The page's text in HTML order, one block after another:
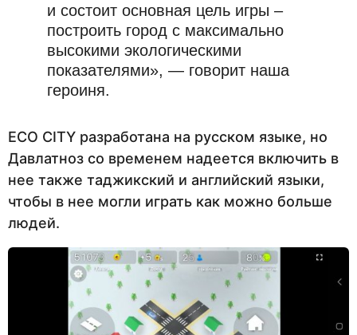
и состоит основная цель игры –
построить город с максимально
высокими экологическими
показателями», — говорит наша
героиня.
ECO CITY разработана на русском языке, но
Давлатноз со временем надеется включить в
нее также таджикский и английский языки,
чтобы в нее могли играть как можно больше
людей.